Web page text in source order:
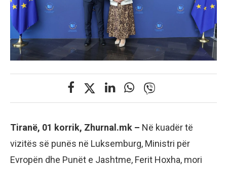
Tiranë, 01 korrik, Zhurnal.mk – Në kuadër të
vizitës së punës në Luksemburg, Ministri për
Evropën dhe Punët e Jashtme, Ferit Hoxha, mori